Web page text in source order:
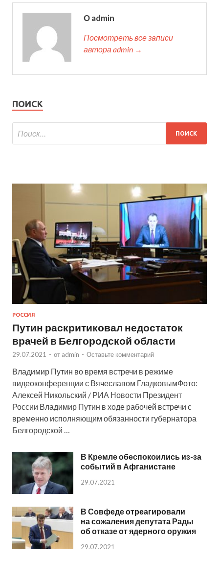
О admin
Посмотреть все записи
автора admin →
ПОИСК
РОССИЯ
Путин раскритиковал недостаток
врачей в Белгородской области
29.07.2021 - от admin - Оставьте комментарий
Владимир Путин во время встречи в режиме
видеоконференции с Вячеславом ГладковымФото:
Алексей Никольский / РИА Новости Президент
России Владимир Путин в ходе рабочей встречи с
временно исполняющим обязанности губернатора
Белгородской …
В Кремле обеспокоились из-за
событий в Афганистане
29.07.2021
В Совфеде отреагировали
на сожаления депутата Рады
об отказе от ядерного оружия
29.07.2021